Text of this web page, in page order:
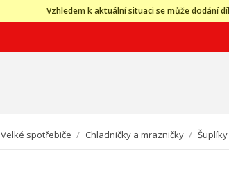
Vzhledem k aktuální situaci se může dodání
Velké spotřebiče / Chladničky a mrazničky / Šuplíky